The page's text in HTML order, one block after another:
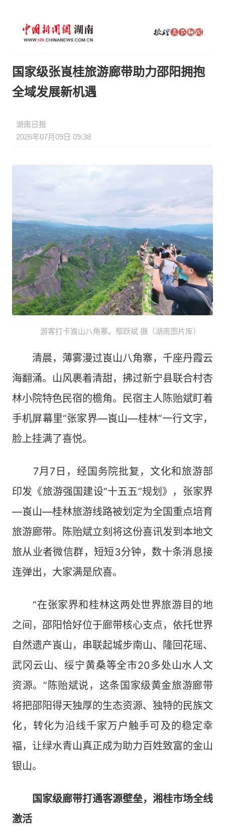
国家级张崀桂旅游廊带助力邵阳拥抱
全域发展新机遇
湖南日报
2026年07月09日 09:38
游客打卡崀山八角寨。鄢跃斌 摄（湖南图片库）​
清晨，薄雾漫过崀山八角寨，千座丹霞云
海翻涌。山风裹着清甜，拂过新宁县联合村杏
林小院特色民宿的檐角。民宿主人陈贻斌盯着
手机屏幕里“张家界—崀山—桂林”一行文字，
脸上挂满了喜悦。
7月7日，经国务院批复，文化和旅游部
印发《旅游强国建设“十五五”规划》，张家界
—崀山—桂林旅游线路被划定为全国重点培育
旅游廊带。陈贻斌立刻将这份喜讯发到本地文
旅从业者微信群，短短3分钟，数十条消息接
连弹出，大家满是欣喜。
“在张家界和桂林这两处世界旅游目的地
之间，邵阳恰好位于廊带核心支点，依托世界
自然遗产崀山，串联起城步南山、隆回花瑶、
武冈云山、绥宁黄桑等全市20多处山水人文
资源。”陈贻斌说，这条国家级黄金旅游廊带
将把邵阳得天独厚的生态资源、独特的民族文
化，转化为沿线千家万户触手可及的稳定幸
福，让绿水青山真正成为助力百姓致富的金山
银山。
国家级廊带打通客源壁垒，湘桂市场全线
激活